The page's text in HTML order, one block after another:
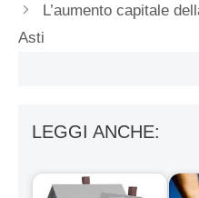
L’aumento capitale
Asti
LEGGI ANCHE: